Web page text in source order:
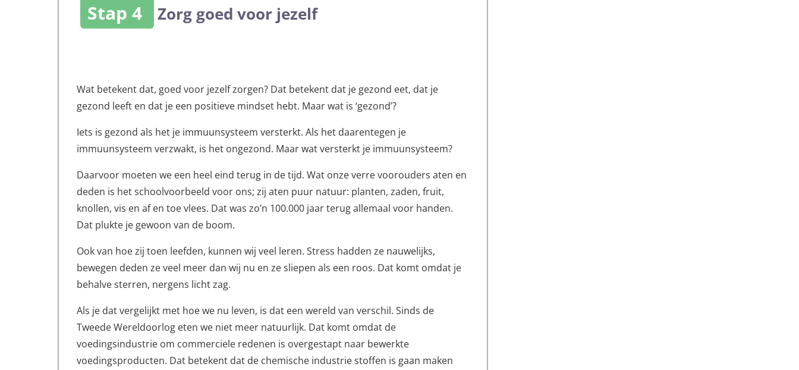
Stap 4 Zorg goed voor jezelf
Wat betekent dat, goed voor jezelf zorgen? Dat betekent dat je gezond eet, dat je
gezond leeft en dat je een positieve mindset hebt. Maar wat is ‘gezond’?
Iets is gezond als het je immuunsysteem versterkt. Als het daarentegen je
immuunsysteem verzwakt, is het ongezond. Maar wat versterkt je immuunsysteem?
Daarvoor moeten we een heel eind terug in de tijd. Wat onze verre voorouders aten en
deden is het schoolvoorbeeld voor ons; zij aten puur natuur: planten, zaden, fruit,
knollen, vis en af en toe vlees. Dat was zo’n 100.000 jaar terug allemaal voor handen.
Dat plukte je gewoon van de boom.
Ook van hoe zij toen leefden, kunnen wij veel leren. Stress hadden ze nauwelijks,
bewegen deden ze veel meer dan wij nu en ze sliepen als een roos. Dat komt omdat je
behalve sterren, nergens licht zag.
Als je dat vergelijkt met hoe we nu leven, is dat een wereld van verschil. Sinds de
Tweede Wereldoorlog eten we niet meer natuurlijk. Dat komt omdat de
voedingsindustrie om commerciele redenen is overgestapt naar bewerkte
voedingsproducten. Dat betekent dat de chemische industrie stoffen is gaan maken